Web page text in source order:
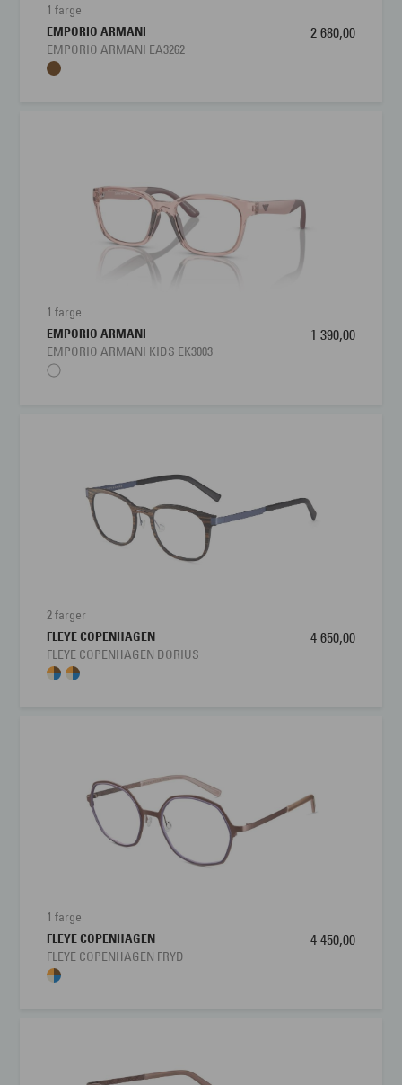
1 farge
EMPORIO ARMANI
EMPORIO ARMANI EA3262
2 680,00
1 farge
EMPORIO ARMANI
EMPORIO ARMANI KIDS EK3003
1 390,00
2 farger
FLEYE COPENHAGEN
FLEYE COPENHAGEN DORIUS
4 650,00
1 farge
FLEYE COPENHAGEN
FLEYE COPENHAGEN FRYD
4 450,00